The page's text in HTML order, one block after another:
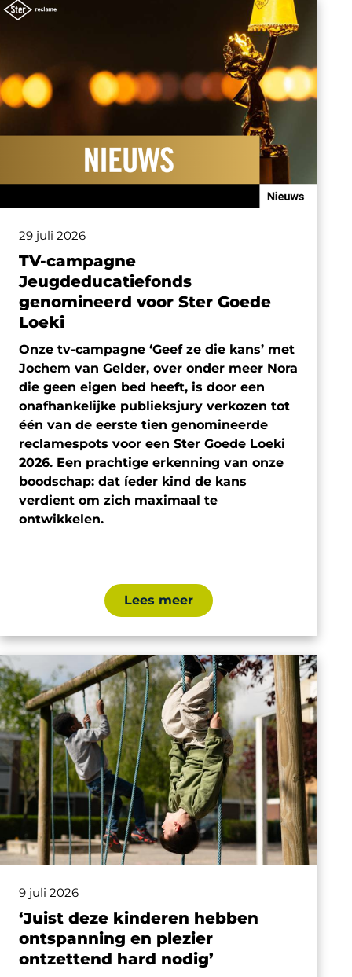
29 juli 2026
TV-campagne
Jeugdeducatiefonds
genomineerd voor Ster Goede
Loeki
Onze tv-campagne ‘Geef ze die kans’ met
Jochem van Gelder, over onder meer Nora
die geen eigen bed heeft, is door een
onafhankelijke publieksjury verkozen tot
één van de eerste tien genomineerde
reclamespots voor een Ster Goede Loeki
2026. Een prachtige erkenning van onze
boodschap: dat íeder kind de kans
verdient om zich maximaal te
ontwikkelen.
Lees meer
9 juli 2026
‘Juist deze kinderen hebben
ontspanning en plezier
ontzettend hard nodig’